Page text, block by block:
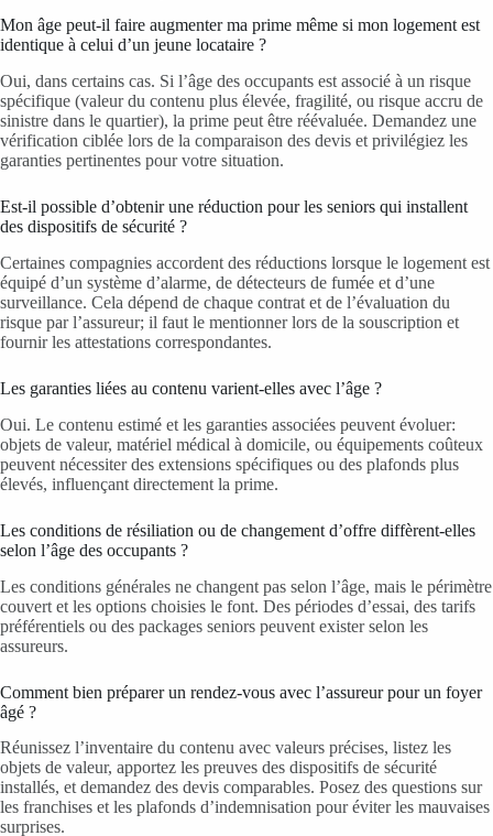
Mon âge peut-il faire augmenter ma prime même si mon logement est
identique à celui d’un jeune locataire ?
Oui, dans certains cas. Si l’âge des occupants est associé à un risque
spécifique (valeur du contenu plus élevée, fragilité, ou risque accru de
sinistre dans le quartier), la prime peut être réévaluée. Demandez une
vérification ciblée lors de la comparaison des devis et privilégiez les
garanties pertinentes pour votre situation.
Est-il possible d’obtenir une réduction pour les seniors qui installent
des dispositifs de sécurité ?
Certaines compagnies accordent des réductions lorsque le logement est
équipé d’un système d’alarme, de détecteurs de fumée et d’une
surveillance. Cela dépend de chaque contrat et de l’évaluation du
risque par l’assureur; il faut le mentionner lors de la souscription et
fournir les attestations correspondantes.
Les garanties liées au contenu varient-elles avec l’âge ?
Oui. Le contenu estimé et les garanties associées peuvent évoluer:
objets de valeur, matériel médical à domicile, ou équipements coûteux
peuvent nécessiter des extensions spécifiques ou des plafonds plus
élevés, influençant directement la prime.
Les conditions de résiliation ou de changement d’offre diffèrent-elles
selon l’âge des occupants ?
Les conditions générales ne changent pas selon l’âge, mais le périmètre
couvert et les options choisies le font. Des périodes d’essai, des tarifs
préférentiels ou des packages seniors peuvent exister selon les
assureurs.
Comment bien préparer un rendez-vous avec l’assureur pour un foyer
âgé ?
Réunissez l’inventaire du contenu avec valeurs précises, listez les
objets de valeur, apportez les preuves des dispositifs de sécurité
installés, et demandez des devis comparables. Posez des questions sur
les franchises et les plafonds d’indemnisation pour éviter les mauvaises
surprises.